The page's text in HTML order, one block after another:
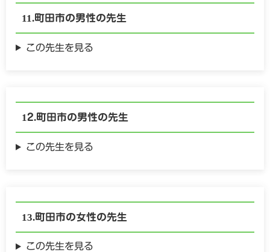
町田市の男性の先生
この先生を見る
町田市の男性の先生
この先生を見る
町田市の女性の先生
この先生を見る